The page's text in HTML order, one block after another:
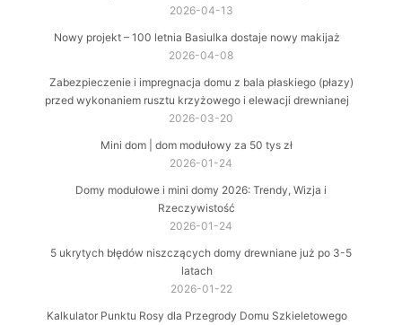
2026-04-13
Nowy projekt – 100 letnia Basiulka dostaje nowy makijaż
2026-04-08
Zabezpieczenie i impregnacja domu z bala płaskiego (płazy)
przed wykonaniem rusztu krzyżowego i elewacji drewnianej
2026-03-20
Mini dom | dom modułowy za 50 tys zł
2026-01-24
Domy modułowe i mini domy 2026: Trendy, Wizja i
Rzeczywistość
2026-01-24
5 ukrytych błędów niszczących domy drewniane już po 3-5
latach
2026-01-22
Kalkulator Punktu Rosy dla Przegrody Domu Szkieletowego